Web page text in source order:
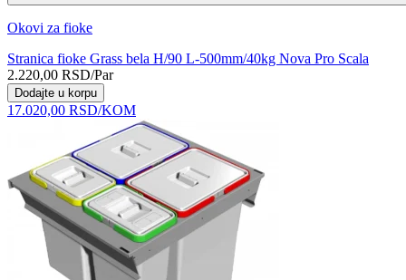
Okovi za fioke
Stranica fioke Grass bela H/90 L-500mm/40kg Nova Pro Scala
2.220,00 RSD/Par
Dodajte u korpu
17.020,00 RSD/KOM